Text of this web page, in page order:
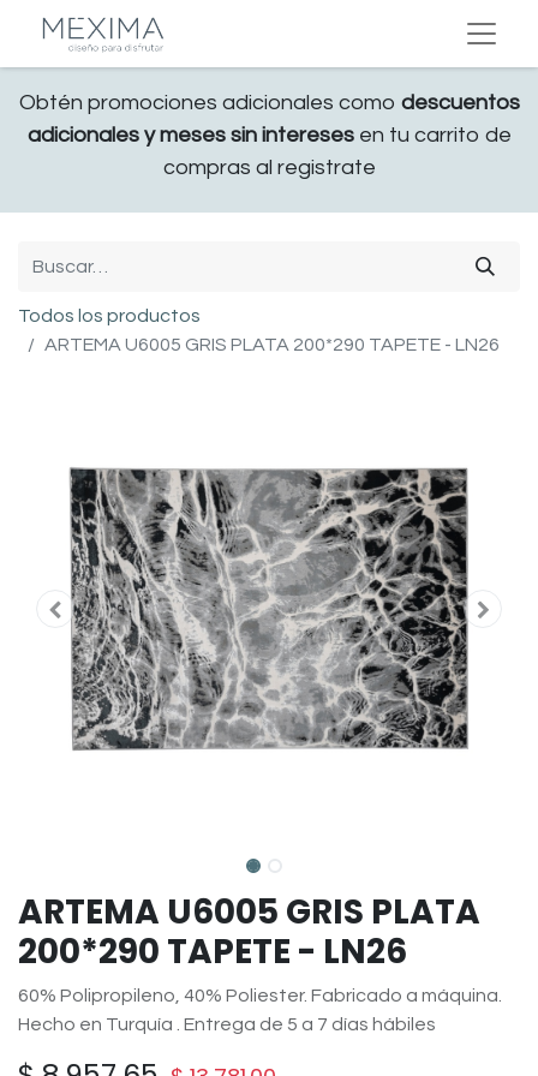
Obtén promociones adicionales como descuentos
adicionales y meses sin interesesen tu carrito de
compras al registrate
Todos los productos
ARTEMA U6005 GRIS PLATA 200*290 TAPETE - LN26
ARTEMA U6005 GRIS PLATA
200*290 TAPETE - LN26
60% Polipropileno, 40% Poliester. Fabricado a máquina.
Hecho en Turquía . Entrega de 5 a 7 días hábiles